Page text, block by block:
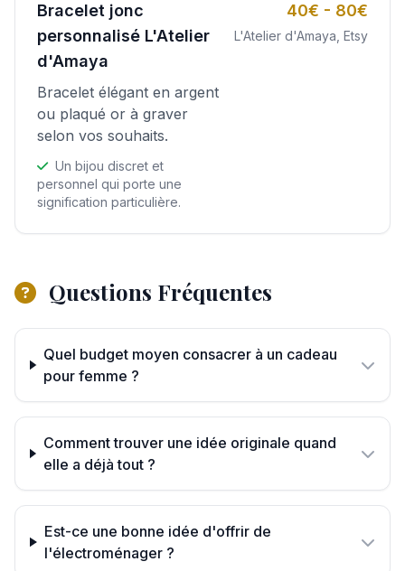
Bracelet jonc
personnalisé L'Atelier
d'Amaya
Bracelet élégant en argent
ou plaqué or à graver
selon vos souhaits.
Un bijou discret et
personnel qui porte une
signification particulière.
40€ - 80€
L'Atelier d'Amaya, Etsy
Questions Fréquentes
Quel budget moyen consacrer à un cadeau
pour femme ?
Comment trouver une idée originale quand
elle a déjà tout ?
Est-ce une bonne idée d'offrir de
l'électroménager ?